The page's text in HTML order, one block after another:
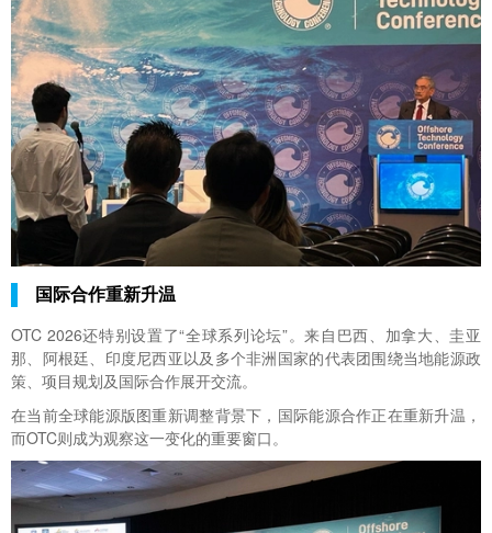
国际合作重新升温
OTC 2026还特别设置了“全球系列论坛”。来自巴西、加拿大、圭亚
那、阿根廷、印度尼西亚以及多个非洲国家的代表团围绕当地能源政
策、项目规划及国际合作展开交流。
在当前全球能源版图重新调整背景下，国际能源合作正在重新升温，
而OTC则成为观察这一变化的重要窗口。